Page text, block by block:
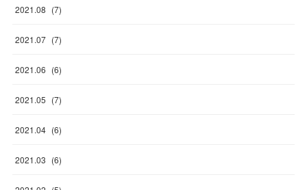
2021.08 (7)
2021.07 (7)
2021.06 (6)
2021.05 (7)
2021.04 (6)
2021.03 (6)